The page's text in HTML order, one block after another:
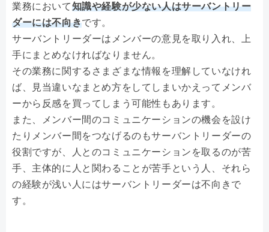
業務において知識や経験が少ない人はサーバントリー
ダーには不向きです。
サーバントリーダーはメンバーの意見を取り入れ、上
手にまとめなければなりません。
その業務に関するさまざまな情報を理解していなけれ
ば、見当違いなまとめ方をしてしまいかえってメンバ
ーから反感を買ってしまう可能性もあります。
また、メンバー間のコミュニケーションの機会を設け
たりメンバー間をつなげるのもサーバントリーダーの
役割ですが、人とのコミュニケーションを取るのが苦
手、主体的に人と関わることが苦手という人、それら
の経験が浅い人にはサーバントリーダーは不向きで
す。